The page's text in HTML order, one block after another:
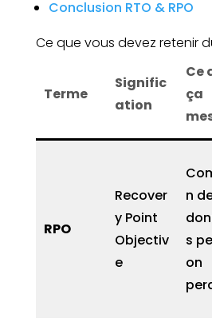
Conclusion RTO & RPO
Ce que vous devez retenir
Terme
Signific
ation
Ce
ça
RPO
Recover
y Point
Objectiv
e
n
s
on